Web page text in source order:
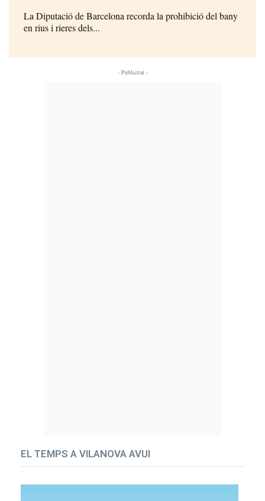
La Diputació de Barcelona recorda la prohibició del bany
en rius i rieres dels...
- Publicitat -
EL TEMPS A VILANOVA AVUI